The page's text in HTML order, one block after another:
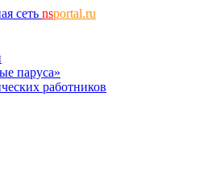
сеть nsportal.ru
паруса»
работников